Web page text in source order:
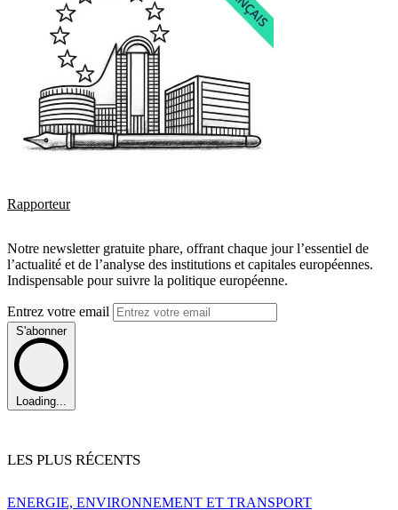
Rapporteur
Notre newsletter gratuite phare, offrant chaque jour l’essentiel de
l’actualité et de l’analyse des institutions et capitales européennes.
Indispensable pour suivre la politique européenne.
Entrez votre email
S'abonner
Loading...
LES PLUS RÉCENTS
ENERGIE, ENVIRONNEMENT ET TRANSPORT